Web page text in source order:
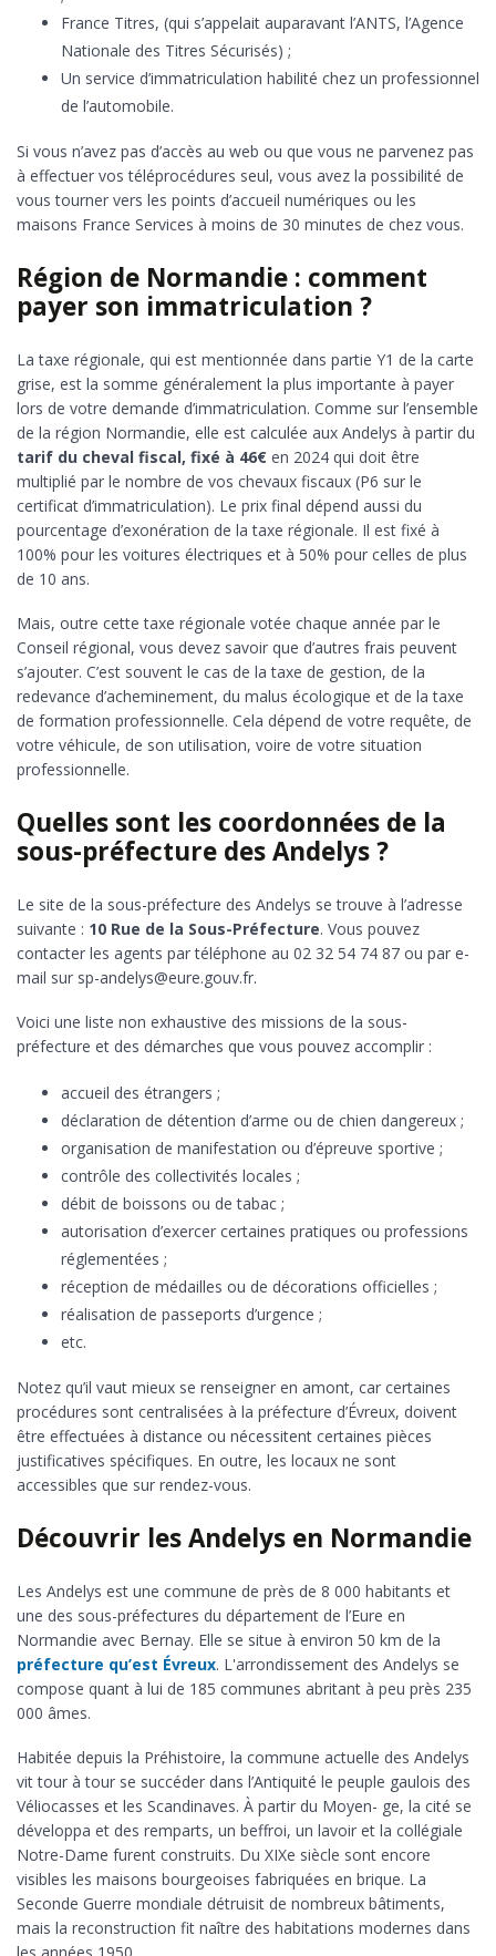
France Titres, (qui s’appelait auparavant l’ANTS, l’Agence
Nationale des Titres Sécurisés) ;
Un service d’immatriculation habilité chez un professionnel
de l’automobile.
Si vous n’avez pas d’accès au web ou que vous ne parvenez pas
à effectuer vos téléprocédures seul, vous avez la possibilité de
vous tourner vers les points d’accueil numériques ou les
maisons France Services à moins de 30 minutes de chez vous.
Région de Normandie : comment
payer son immatriculation ?
La taxe régionale, qui est mentionnée dans partie Y1 de la carte
grise, est la somme généralement la plus importante à payer
lors de votre demande d’immatriculation. Comme sur l’ensemble
de la région Normandie, elle est calculée aux Andelys à partir du
tarif du cheval fiscal, fixé à 46€ en 2024 qui doit être
multiplié par le nombre de vos chevaux fiscaux (P6 sur le
certificat d’immatriculation). Le prix final dépend aussi du
pourcentage d’exonération de la taxe régionale. Il est fixé à
100% pour les voitures électriques et à 50% pour celles de plus
de 10 ans.
Mais, outre cette taxe régionale votée chaque année par le
Conseil régional, vous devez savoir que d’autres frais peuvent
s’ajouter. C’est souvent le cas de la taxe de gestion, de la
redevance d’acheminement, du malus écologique et de la taxe
de formation professionnelle. Cela dépend de votre requête, de
votre véhicule, de son utilisation, voire de votre situation
professionnelle.
Quelles sont les coordonnées de la
sous-préfecture des Andelys ?
Le site de la sous-préfecture des Andelys se trouve à l’adresse
suivante : 10 Rue de la Sous-Préfecture. Vous pouvez
contacter les agents par téléphone au 02 32 54 74 87 ou par e-
mail sur sp-andelys@eure.gouv.fr.
Voici une liste non exhaustive des missions de la sous-
préfecture et des démarches que vous pouvez accomplir :
accueil des étrangers ;
déclaration de détention d’arme ou de chien dangereux ;
organisation de manifestation ou d’épreuve sportive ;
contrôle des collectivités locales ;
débit de boissons ou de tabac ;
autorisation d’exercer certaines pratiques ou professions
réglementées ;
réception de médailles ou de décorations officielles ;
réalisation de passeports d’urgence ;
etc.
Notez qu’il vaut mieux se renseigner en amont, car certaines
procédures sont centralisées à la préfecture d’Évreux, doivent
être effectuées à distance ou nécessitent certaines pièces
justificatives spécifiques. En outre, les locaux ne sont
accessibles que sur rendez-vous.
Découvrir les Andelys en Normandie
Les Andelys est une commune de près de 8 000 habitants et
une des sous-préfectures du département de l’Eure en
Normandie avec Bernay. Elle se situe à environ 50 km de la
préfecture qu’est Évreux. L'arrondissement des Andelys se
compose quant à lui de 185 communes abritant à peu près 235
000 âmes.
Habitée depuis la Préhistoire, la commune actuelle des Andelys
vit tour à tour se succéder dans l’Antiquité le peuple gaulois des
Véliocasses et les Scandinaves. À partir du Moyen- ge, la cité se
développa et des remparts, un beffroi, un lavoir et la collégiale
Notre-Dame furent construits. Du XIXe siècle sont encore
visibles les maisons bourgeoises fabriquées en brique. La
Seconde Guerre mondiale détruisit de nombreux bâtiments,
mais la reconstruction fit naître des habitations modernes dans